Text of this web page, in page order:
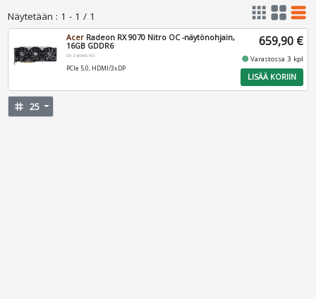
Näytetään : 1 - 1 / 1 apps grid_view table_rows
Acer Radeon RX 9070 Nitro OC -näytönohjain,
16GB GDDR6
DP.Z4EWW.P01
PCIe 5.0, HDMI/3xDP
659,90 €
fiber_manual_recordVarastossa 3 kpl
LISÄÄ KORIIN
tag 25